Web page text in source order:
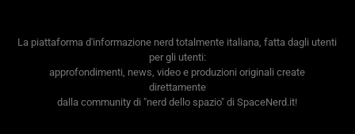
La piattaforma d'informazione nerd totalmente italiana, fatta dagli utenti
per gli utenti:
approfondimenti, news, video e produzioni originali create
direttamente
dalla community di "nerd dello spazio" di SpaceNerd.it!